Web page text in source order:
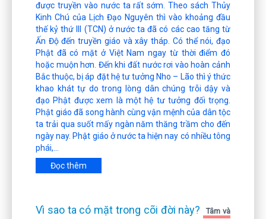
được truyền vào nước ta rất sớm. Theo sách Thủy
Kinh Chú của Lịch Đạo Nguyên thì vào khoảng đầu
thế kỷ thứ III (TCN) ở nước ta đã có các cao tăng từ
Ấn Độ đến truyền giáo và xây tháp. Có thể nói, đạo
Phật đã có mặt ở Việt Nam ngay từ thời điểm đó
hoặc muộn hơn. Đến khi đất nước rơi vào hoàn cảnh
Bắc thuộc, bị áp đặt hệ tư tưởng Nho – Lão thì ý thức
khao khát tự do trong lòng dân chúng trỗi dậy và
đạo Phật được xem là một hệ tư tưởng đối trọng.
Phật giáo đã song hành cùng vận mệnh của dân tộc
ta trải qua suốt mấy ngàn năm thăng trầm cho đến
ngày nay. Phật giáo ở nước ta hiện nay có nhiều tông
phái,...
Đọc thêm
Vì sao ta có mặt trong cõi đời này? Tâm và